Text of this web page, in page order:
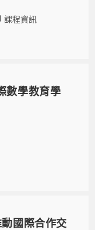
課程資訊
數學教育學
國際合作交